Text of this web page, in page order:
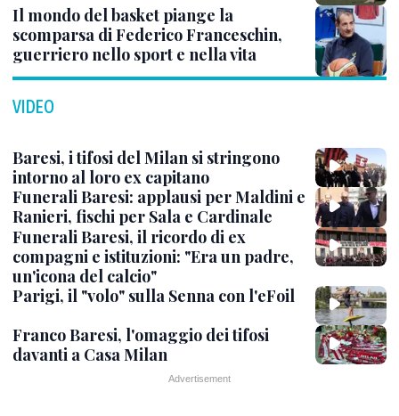
Il mondo del basket piange la
scomparsa di Federico Franceschin,
guerriero nello sport e nella vita
VIDEO
Baresi, i tifosi del Milan si stringono
intorno al loro ex capitano
Funerali Baresi: applausi per Maldini e
Ranieri, fischi per Sala e Cardinale
Funerali Baresi, il ricordo di ex
compagni e istituzioni: "Era un padre,
un'icona del calcio"
Parigi, il "volo" sulla Senna con l'eFoil
Franco Baresi, l'omaggio dei tifosi
davanti a Casa Milan